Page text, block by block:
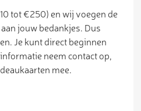
tot €250) en wij voegen de
jouw bedankjes. Dus
Je kunt direct beginnen
neem contact op,
mee.